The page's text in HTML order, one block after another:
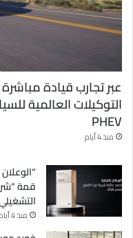
ي
عبر تجارب قيادة
التوكيلات العالمية
PHEV
منذ 4 أيام
منذ 4 أيام